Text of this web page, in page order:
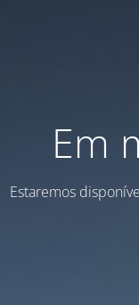
Em
Estaremos